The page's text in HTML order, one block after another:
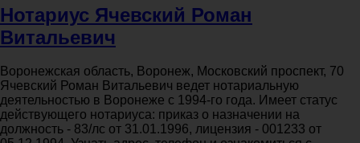
Нотариус Ячевский Роман
Витальевич
Воронежская область, Воронеж, Московский проспект, 70
Ячевский Роман Витальевич ведет нотариальную
деятельностью в Воронеже с 1994-го года. Имеет статус
действующего нотариуса: приказ о назначении на
должность - 83/лс от 31.01.1996, лицензия - 001233 от